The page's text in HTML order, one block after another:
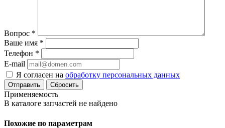
Вопрос *
Ваше имя *
Телефон *
E-mail
Я согласен на обработку персональных данных
Сбросить
Применяемость
В каталоге запчастей не найдено
Похожие по параметрам